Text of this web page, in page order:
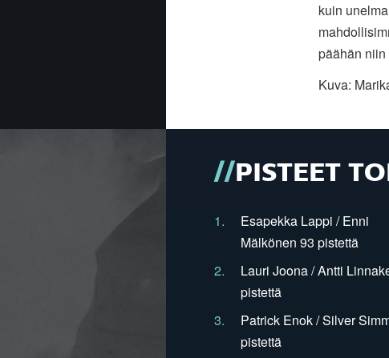
kuin
päähän
Kuva:
PISTEET
1.
Esapekka Lappi / Enni
Mälkönen 93 pistettä
2.
Lauri Joona / Antti
pistettä
3.
Patrick Enok / Silver
pistettä